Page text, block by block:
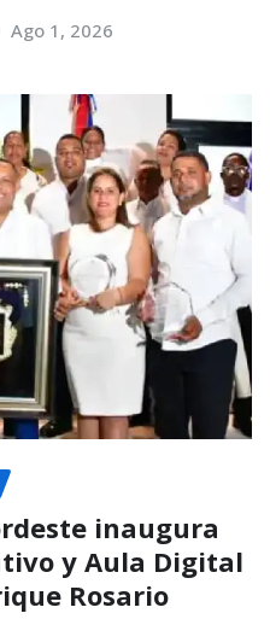
Ago 1, 2026
inaugura
y Aula Digital
Rosario